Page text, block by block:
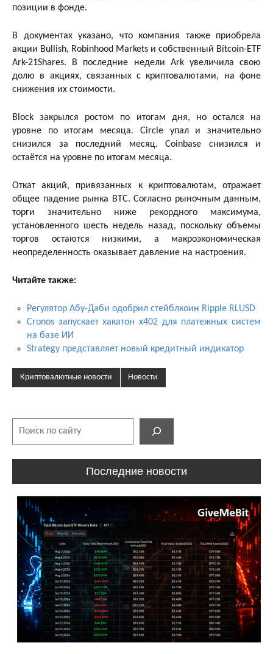
позиции в фонде.
В документах указано, что компания также приобрела
акции Bullish, Robinhood Markets и собственный Bitcoin-ETF
Ark-21Shares. В последние недели Ark увеличила свою
долю в акциях, связанных с криптовалютами, на фоне
снижения их стоимости.
Block закрылся ростом по итогам дня, но остался на
уровне по итогам месяца. Circle упал и значительно
снизился за последний месяц. Coinbase снизился и
остаётся на уровне по итогам месяца.
Откат акций, привязанных к криптовалютам, отражает
общее падение рынка BTC. Согласно рыночным данным,
торги значительно ниже рекордного максимума,
установленного шесть недель назад, поскольку объемы
торгов остаются низкими, а макроэкономическая
неопределенность оказывает давление на настроения.
Читайте также:
Регулятор Абу-Даби одобрил стейблкоин Ripple RLUSD
Cronos запускает хакатон x402 для платежных систем
на базе ИИ
Strategy представляет новый кредитный индикатор
Криптовалютные новости Новости
Последние новости